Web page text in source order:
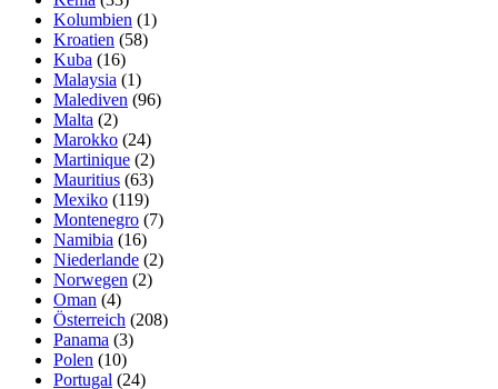
Kolumbien (1)
Kroatien (58)
Kuba (16)
Malaysia (1)
Malediven (96)
Malta (2)
Marokko (24)
Martinique (2)
Mauritius (63)
Mexiko (119)
Montenegro (7)
Namibia (16)
Niederlande (2)
Norwegen (2)
Oman (4)
Österreich (208)
Panama (3)
Polen (10)
Portugal (24)